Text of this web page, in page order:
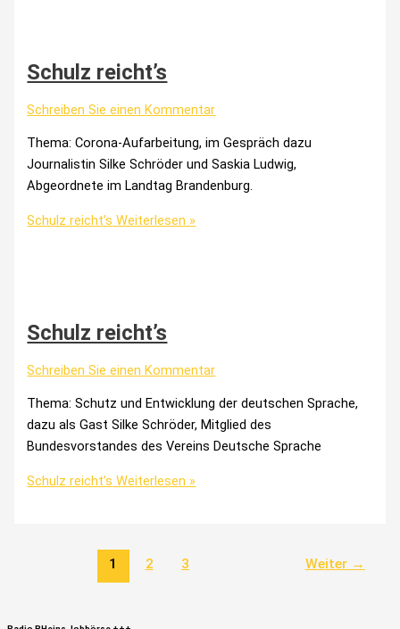
Schulz reicht’s
Schreiben Sie einen Kommentar
Thema: Corona-Aufarbeitung, im Gespräch dazu
Journalistin Silke Schröder und Saskia Ludwig,
Abgeordnete im Landtag Brandenburg.
Schulz reicht’s Weiterlesen »
Schulz reicht’s
Schreiben Sie einen Kommentar
Thema: Schutz und Entwicklung der deutschen Sprache,
dazu als Gast Silke Schröder, Mitglied des
Bundesvorstandes des Vereins Deutsche Sprache
Schulz reicht’s Weiterlesen »
1 2 3 Weiter →